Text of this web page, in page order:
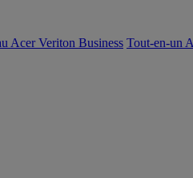
Acer Veriton Business Tout-en-un